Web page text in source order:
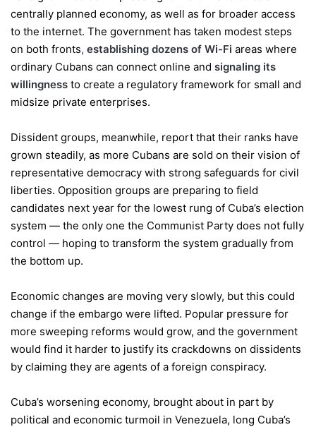
centrally planned economy, as well as for broader access
to the internet. The government has taken modest steps
on both fronts, establishing dozens of Wi-Fi areas where
ordinary Cubans can connect online and signaling its
willingness to create a regulatory framework for small and
midsize private enterprises.
Dissident groups, meanwhile, report that their ranks have
grown steadily, as more Cubans are sold on their vision of
representative democracy with strong safeguards for civil
liberties. Opposition groups are preparing to field
candidates next year for the lowest rung of Cuba’s election
system — the only one the Communist Party does not fully
control — hoping to transform the system gradually from
the bottom up.
Economic changes are moving very slowly, but this could
change if the embargo were lifted. Popular pressure for
more sweeping reforms would grow, and the government
would find it harder to justify its crackdowns on dissidents
by claiming they are agents of a foreign conspiracy.
Cuba’s worsening economy, brought about in part by
political and economic turmoil in Venezuela, long Cuba’s